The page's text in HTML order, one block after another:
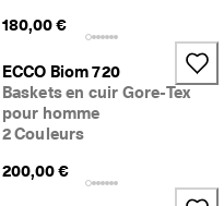
180,00 €
ECCO Biom 720
Baskets en cuir Gore-Tex
pour homme
2 Couleurs
200,00 €